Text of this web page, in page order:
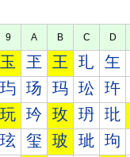
9 A B C D
玉 玊 王 玌 玍
玙 玚 玛 玜 玝
玩 玪 玫 玬 玭
玹 玺 玻 玼 玽